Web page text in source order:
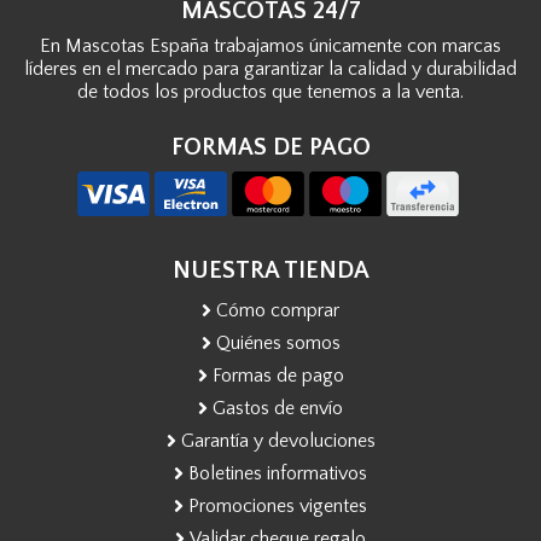
MASCOTAS 24/7
En Mascotas España trabajamos únicamente con marcas
líderes en el mercado para garantizar la calidad y durabilidad
de todos los productos que tenemos a la venta.
FORMAS DE PAGO
NUESTRA TIENDA
Cómo comprar
Quiénes somos
Formas de pago
Gastos de envío
Garantía y devoluciones
Boletines informativos
Promociones vigentes